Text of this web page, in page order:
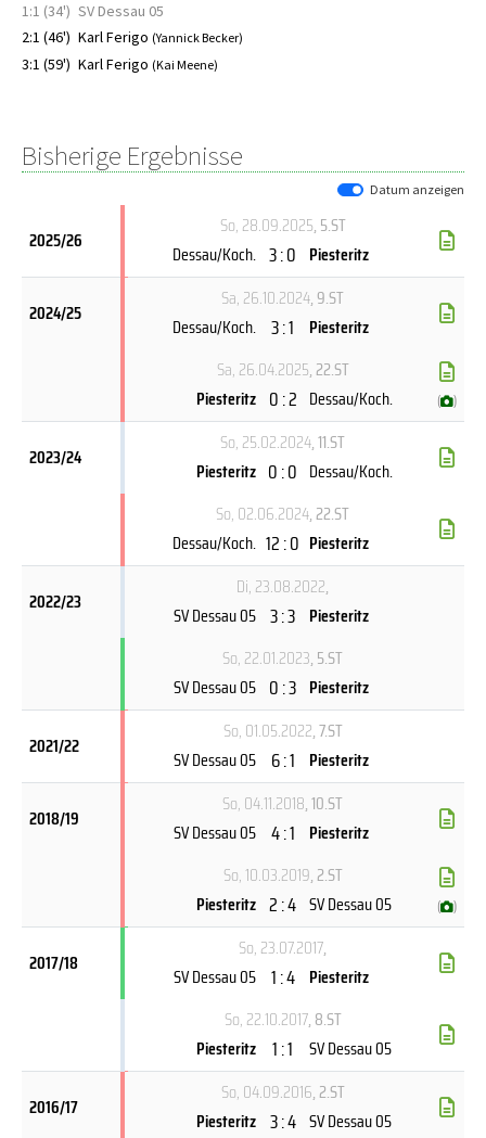
1:1 (34') SV Dessau 05
2:1 (46') Karl Ferigo (Yannick Becker)
3:1 (59') Karl Ferigo (Kai Meene)
Bisherige Ergebnisse
Datum anzeigen
2025/26
So, 28.09.2025, 5.ST
Dessau/Koch. 3 : 0 Piesteritz
2024/25
Sa, 26.10.2024, 9.ST
Dessau/Koch. 3 : 1
Piesteritz
Sa, 26.04.2025, 22.ST
Piesteritz 0 : 2 Dessau/Koch. ( )
2023/24
So, 25.02.2024, 11.ST
Piesteritz 0 : 0 Dessau/Koch.
So, 02.06.2024, 22.ST
Dessau/Koch. 12 : 0 Piesteritz
2022/23
Di, 23.08.2022,
SV Dessau 05 3 : 3 Piesteritz
So, 22.01.2023, 5.ST
SV Dessau 05 0 : 3 Piesteritz
2021/22
So, 01.05.2022, 7.ST
SV Dessau 05 6 : 1 Piesteritz
2018/19
So, 04.11.2018, 10.ST
SV Dessau 05 4 : 1 Piesteritz
So, 10.03.2019, 2.ST
Piesteritz 2 : 4 SV Dessau 05 ( )
2017/18
So, 23.07.2017,
SV Dessau 05 1 : 4 Piesteritz
So, 22.10.2017, 8.ST
Piesteritz 1 : 1 SV Dessau 05
2016/17
So, 04.09.2016, 2.ST
Piesteritz 3 : 4 SV Dessau 05